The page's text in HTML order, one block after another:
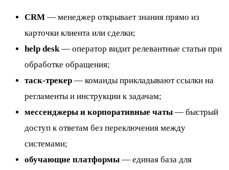
CRM — менеджер открывает знания прямо из
карточки клиента или сделки;
help desk— оператор видит релевантные статьи при
обработке обращения;
таск-трекер — команды прикладывают ссылки на
регламенты и инструкции к задачам;
мессенджеры и корпоративные чаты — быстрый
доступ к ответам без переключения между
системами;
обучающие платформы — единая база для